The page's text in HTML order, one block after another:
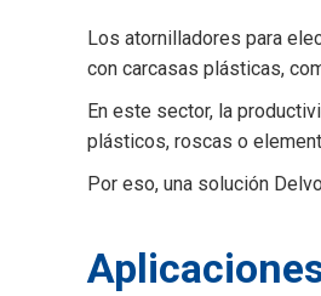
Los atornilladores para
con carcasas plásticas,
En este sector, la
plásticos, roscas o
Por eso, una solución